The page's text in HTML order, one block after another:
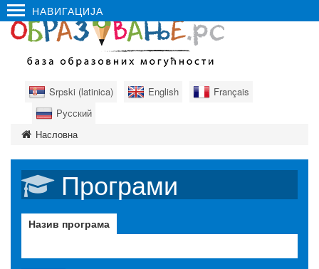
НАВИГАЦИЈА
Srpski (latinica) English
Français
Русский
Насловна
Програми
Назив програма